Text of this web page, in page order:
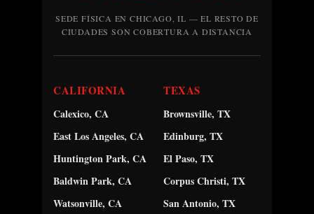
SEDE FÍSICA EN CHICAGO, IL — EL RESTO DE
CIUDADES SON COBERTURA A DISTANCIA
CALIFORNIA
Calexico, CA
East Los Angeles, CA
Huntington Park, CA
Baldwin Park, CA
Watsonville, CA
TEXAS
Brownsville, TX
Edinburg, TX
El Paso, TX
Corpus Christi, TX
San Antonio, TX